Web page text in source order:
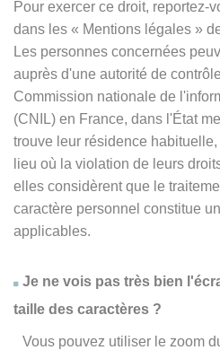
Pour exercer ce droit, reportez-
dans les « Mentions légales »
Les personnes concernées
auprès d'une autorité de
Commission nationale de
(CNIL) en France, dans l'État
trouve leur résidence
lieu où la violation de leurs
elles considèrent que le
caractère personnel constitue
applicables.
Je ne vois pas très bien
taille des caractères ?
Vous pouvez utiliser le zoom